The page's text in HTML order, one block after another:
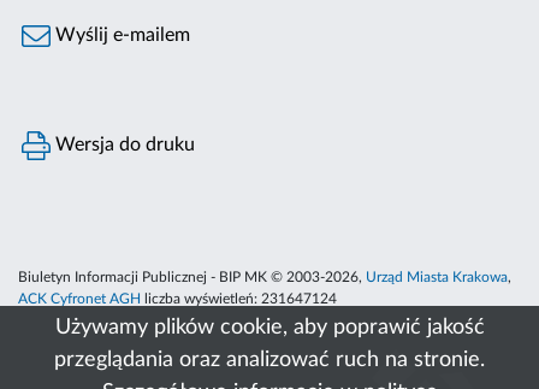
Używamy plików cookie, aby poprawić jakość
przeglądania oraz analizować ruch na stronie.
Wyślij e-mailem
Wersja do druku
Biuletyn Informacji Publicznej - BIP MK © 2003-2026, Urząd Miasta Krakowa,
ACK Cyfronet AGH
liczba wyświetleń: 231647124